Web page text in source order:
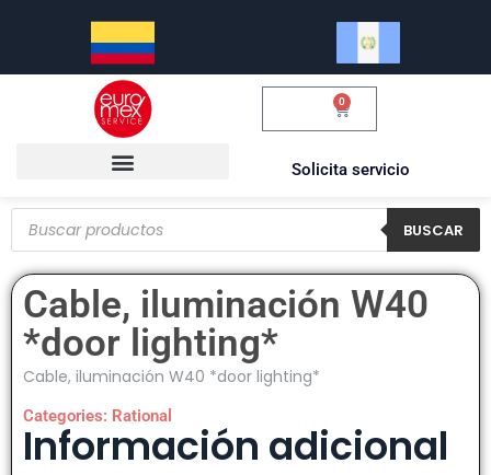
0
Solicita servicio
BUSCAR
Cable, iluminación W40
*door lighting*
Cable, iluminación W40 *door lighting*
Categories: Rational
Información adicional